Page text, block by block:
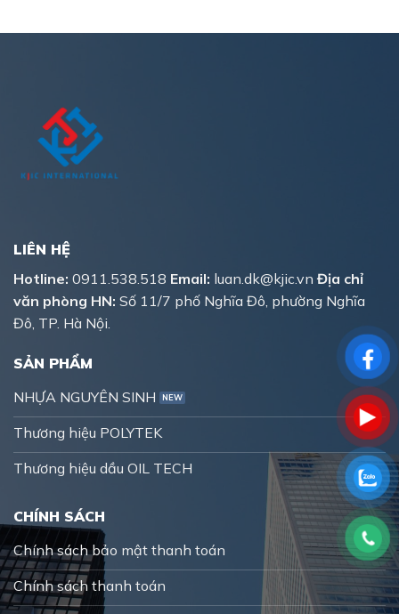
LIÊN HỆ
Hotline: 0911.538.518 Email: luan.dk@kjic.vn Địa chỉ
văn phòng HN: Số 11/7 phố Nghĩa Đô, phường Nghĩa
Đô, TP. Hà Nội.
SẢN PHẨM
NHỰA NGUYÊN SINH
Thương hiệu POLYTEK
Thương hiệu dầu OIL TECH
CHÍNH SÁCH
Chính sách bảo mật thanh toán
Chính sách thanh toán